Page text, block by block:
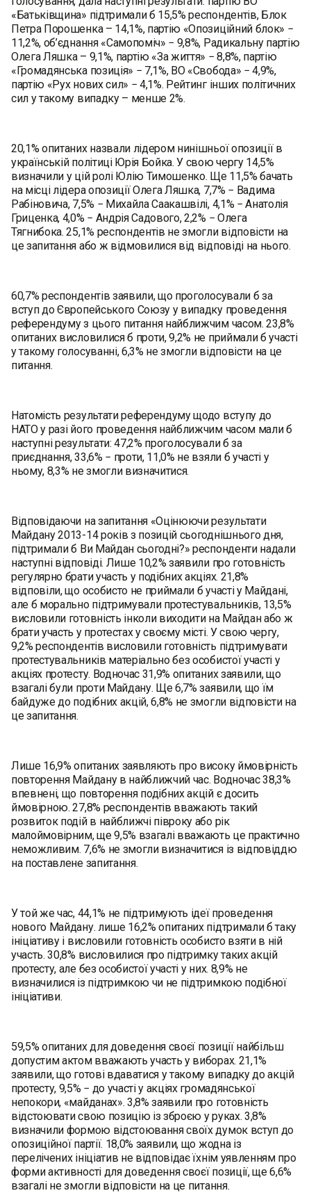
«Батьківщина» підтримали б 15,5% респондентів, Блок
Петра Порошенка – 14,1%, партію «Опозиційний блок» −
11,2%, об’єднання «Самопоміч» − 9,8%, Радикальну партію
Олега Ляшка – 9,1%, партію «За життя» − 8,8%, партію
«Громадянська позиція» − 7,1%, ВО «Свобода» − 4,9%,
партію «Рух нових сил» − 4,1%. Рейтинг інших політичних
сил у такому випадку – менше 2%.
20,1% опитаних назвали лідером нинішньої опозиції в
українській політиці Юрія Бойка. У свою чергу 14,5%
визначили у цій ролі Юлію Тимошенко. Ще 11,5% бачать
на місці лідера опозиції Олега Ляшка, 7,7% − Вадима
Рабіновича, 7,5% − Михайла Саакашвілі, 4,1% − Анатолія
Гриценка, 4,0% − Андрія Садового, 2,2% − Олега
Тягнибока. 25,1% респондентів не змогли відповісти на
це запитання або ж відмовилися від відповіді на нього.
60,7% респондентів заявили, що проголосували б за
вступ до Європейського Союзу у випадку проведення
референдуму з цього питання найближчим часом. 23,8%
опитаних висловилися б проти, 9,2% не приймали б участі
у такому голосуванні, 6,3% не змогли відповісти на це
питання.
Натомість результати референдуму щодо вступу до
НАТО у разі його проведення найближчим часом мали б
наступні результати: 47,2% проголосували б за
приєднання, 33,6% − проти, 11,0% не взяли б участі у
ньому, 8,3% не змогли визначитися.
Відповідаючи на запитання «Оцінюючи результати
Майдану 2013-14 років з позицій сьогоднішнього дня,
підтримали б Ви Майдан сьогодні?» респонденти надали
наступні відповіді. Лише 10,2% заявили про готовність
регулярно брати участь у подібних акціях. 21,8%
відповіли, що особисто не приймали б участі у Майдані,
але б морально підтримували протестувальників, 13,5%
висловили готовність інколи виходити на Майдан або ж
брати участь у протестах у своєму місті. У свою чергу,
9,2% респондентів висловили готовність підтримувати
протестувальників матеріально без особистої участі у
акціях протесту. Водночас 31,9% опитаних заявили, що
взагалі були проти Майдану. Ще 6,7% заявили, що їм
байдуже до подібних акцій, 6,8% не змогли відповісти на
це запитання.
Лише 16,9% опитаних заявляють про високу ймовірність
повторення Майдану в найближчий час. Водночас 38,3%
впевнені, що повторення подібних акцій є досить
ймовірною. 27,8% респондентів вважають такий
розвиток подій в найближчі півроку або рік
малоймовірним, ще 9,5% взагалі вважають це практично
неможливим. 7,6% не змогли визначитися із відповіддю
на поставлене запитання.
У той же час, 44,1% не підтримують ідеї проведення
нового Майдану. лише 16,2% опитаних підтримали б таку
ініціативу і висловили готовність особисто взяти в ній
участь. 30,8% висловилися про підтримку таких акцій
протесту, але без особистої участі у них. 8,9% не
визначилися із підтримкою чи не підтримкою подібної
ініціативи.
59,5% опитаних для доведення своєї позиції найбільш
допустим актом вважають участь у виборах. 21,1%
заявили, що готові вдаватися у такому випадку до акцій
протесту, 9,5% − до участі у акціях громадянської
непокори, «майданах». 3,8% заявили про готовність
відстоювати свою позицію із зброєю у руках. 3,8%
визначили формою відстоювання своїх думок вступ до
опозиційної партії. 18,0% заявили, що жодна із
перелічених ініціатив не відповідає їхнім уявленням про
форми активності для доведення своєї позиції, ще 6,6%
взагалі не змогли відповісти на це питання.